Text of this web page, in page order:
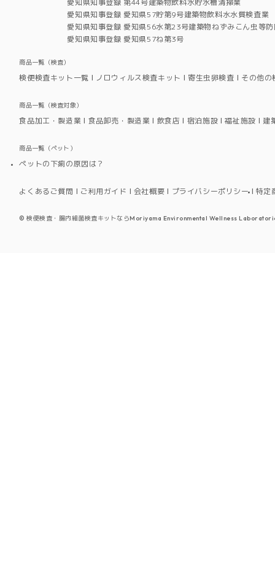
愛知県知事登録 第44号建築物飲料水貯水槽清掃業
愛知県知事登録 愛知県57貯第9号建築物飲料水水質検査業
愛知県知事登録 愛知県56水第23号建築物ねずみこん虫等
愛知県知事登録 愛知県57ね第3号
商品一覧（検査）
検便検査キット一覧 ノロウィルス検査キット 寄生虫卵検査 その他の
商品一覧（検査対象）
食品加工・製造業 食品卸売・製造業 飲食店 宿泊施設 福祉施設 建
商品一覧（ペット）
ペットの下痢の原因は？
よくあるご質問 ご利用ガイド 会社概要 プライバシーポリシー 特定
©検便検査・腸内細菌検査キットならMoriyama Environmental Wellness